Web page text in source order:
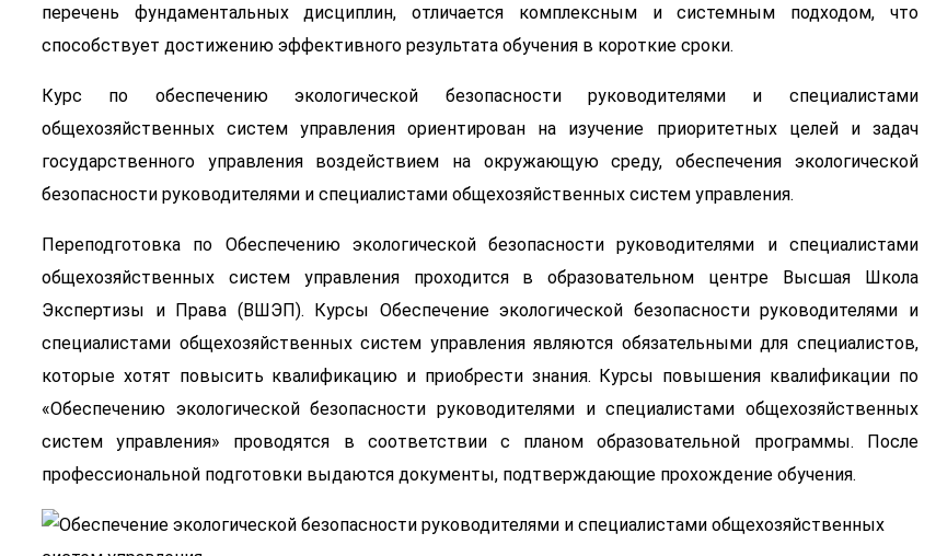
перечень фундаментальных дисциплин, отличается комплексным и системным подходом, что
способствует достижению эффективного результата обучения в короткие сроки.
Курс по обеспечению экологической безопасности руководителями и специалистами
общехозяйственных систем управления ориентирован на изучение приоритетных целей и задач
государственного управления воздействием на окружающую среду, обеспечения экологической
безопасности руководителями и специалистами общехозяйственных систем управления.
Переподготовка по Обеспечению экологической безопасности руководителями и специалистами
общехозяйственных систем управления проходится в образовательном центре Высшая Школа
Экспертизы и Права (ВШЭП). Курсы Обеспечение экологической безопасности руководителями и
специалистами общехозяйственных систем управления являются обязательными для специалистов,
которые хотят повысить квалификацию и приобрести знания. Курсы повышения квалификации по
«Обеспечению экологической безопасности руководителями и специалистами общехозяйственных
систем управления» проводятся в соответствии с планом образовательной программы. После
профессиональной подготовки выдаются документы, подтверждающие прохождение обучения.